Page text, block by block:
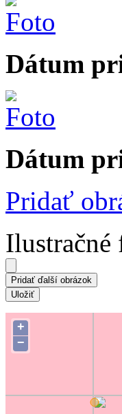
Dátum
Dátum
Pridať
Ilustračné
+
−
Zmeniť